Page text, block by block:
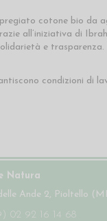
cotone bio da
all’iniziativa di
e
condizioni di
Natura
Ande 2, Pioltello
02 92 16 14 68